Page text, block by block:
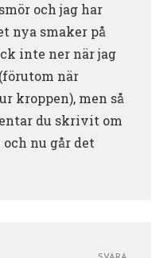
och jag har
nya smaker på
inte ner när jag
när
kroppen), men så
du skrivit om
nu går det